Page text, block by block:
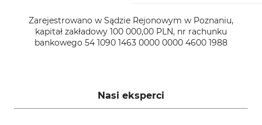
Zarejestrowano w Sądzie Rejonowym w Poznaniu,
kapitał zakładowy 100 000,00 PLN, nr rachunku
bankowego 54 1090 1463 0000 0000 4600 1988
Nasi eksperci